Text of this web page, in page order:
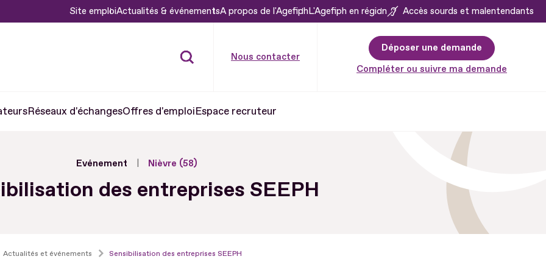
Site emploiActualités & événementsA propos de l'AgefiphL'Agefiph en région Accès sourds et malentendants
Nous contacter
Déposer une demande
Compléter ou suivre ma demande
Réseaux d'échangesOffres d'emploiEspace recruteur
Evénement Nièvre (58)
des entreprises SEEPH
Actualités et événements Sensibilisation des entreprises SEEPH